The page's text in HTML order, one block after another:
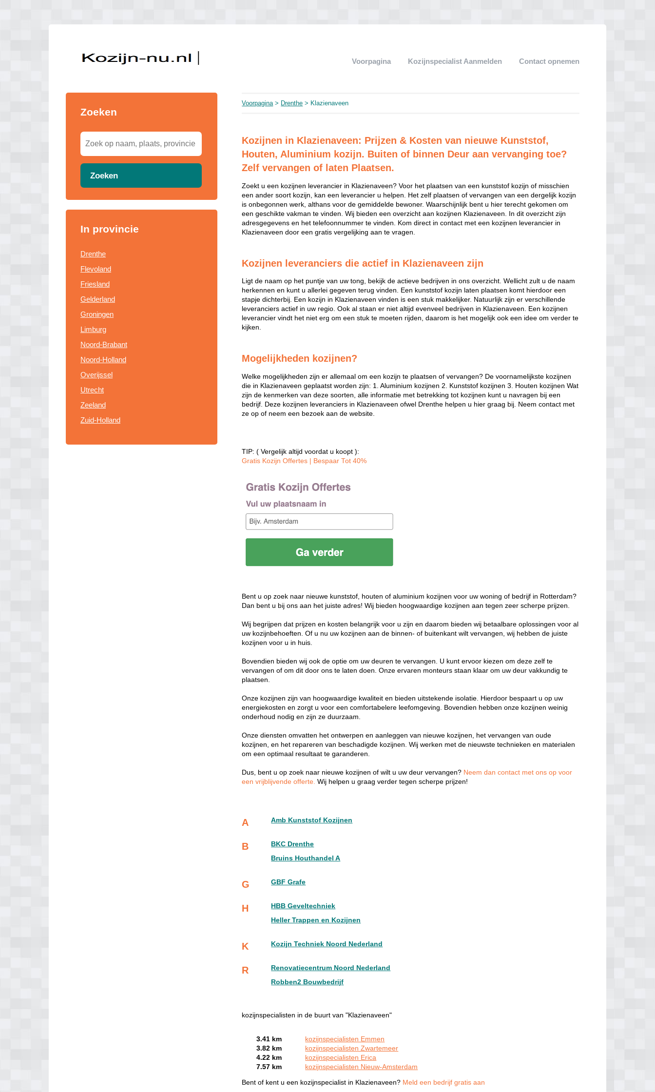
Voorpagina Kozijnspecialist Aanmelden Contact opnemen
Zoeken
Zoeken
In provincie
Drenthe
Flevoland
Friesland
Gelderland
Groningen
Limburg
Noord-Brabant
Noord-Holland
Overijssel
Utrecht
Zeeland
Zuid-Holland
Voorpagina> Drenthe > Klazienaveen
Kozijnen in Klazienaveen: Prijzen & Kosten van nieuwe Kunststof,
Houten, Aluminium kozijn. Buiten of binnen Deur aan vervanging toe?
Zelf vervangen of laten Plaatsen.
Zoekt u een kozijnen leverancier in Klazienaveen? Voor het plaatsen van een kunststof kozijn of misschien
een ander soort kozijn, kan een leverancier u helpen. Het zelf plaatsen of vervangen van een dergelijk kozijn
is onbegonnen werk, althans voor de gemiddelde bewoner. Waarschijnlijk bent u hier terecht gekomen om
een geschikte vakman te vinden. Wij bieden een overzicht aan kozijnen Klazienaveen. In dit overzicht zijn
adresgegevens en het telefoonnummer te vinden. Kom direct in contact met een kozijnen leverancier in
Klazienaveen door een gratis vergelijking aan te vragen.
Kozijnen leveranciers die actief in Klazienaveen zijn
Ligt de naam op het puntje van uw tong, bekijk de actieve bedrijven in ons overzicht. Wellicht zult u de naam
herkennen en kunt u allerlei gegeven terug vinden. Een kunststof kozijn laten plaatsen komt hierdoor een
stapje dichterbij. Een kozijn in Klazienaveen vinden is een stuk makkelijker. Natuurlijk zijn er verschillende
leveranciers actief in uw regio. Ook al staan er niet altijd evenveel bedrijven in Klazienaveen. Een kozijnen
leverancier vindt het niet erg om een stuk te moeten rijden, daarom is het mogelijk ook een idee om verder te
kijken.
Mogelijkheden kozijnen?
Welke mogelijkheden zijn er allemaal om een kozijn te plaatsen of vervangen? De voornamelijkste kozijnen
die in Klazienaveen geplaatst worden zijn: 1. Aluminium kozijnen 2. Kunststof kozijnen 3. Houten kozijnen Wat
zijn de kenmerken van deze soorten, alle informatie met betrekking tot kozijnen kunt u navragen bij een
bedrijf. Deze kozijnen leveranciers in Klazienaveen ofwel Drenthe helpen u hier graag bij. Neem contact met
ze op of neem een bezoek aan de website.
TIP: ( Vergelijk altijd voordat u koopt ):
Gratis Kozijn Offertes | Bespaar Tot 40%‎
Bent u op zoek naar nieuwe kunststof, houten of aluminium kozijnen voor uw woning of bedrijf in Rotterdam?
Dan bent u bij ons aan het juiste adres! Wij bieden hoogwaardige kozijnen aan tegen zeer scherpe prijzen.
Wij begrijpen dat prijzen en kosten belangrijk voor u zijn en daarom bieden wij betaalbare oplossingen voor al
uw kozijnbehoeften. Of u nu uw kozijnen aan de binnen- of buitenkant wilt vervangen, wij hebben de juiste
kozijnen voor u in huis.
Bovendien bieden wij ook de optie om uw deuren te vervangen. U kunt ervoor kiezen om deze zelf te
vervangen of om dit door ons te laten doen. Onze ervaren monteurs staan klaar om uw deur vakkundig te
plaatsen.
Onze kozijnen zijn van hoogwaardige kwaliteit en bieden uitstekende isolatie. Hierdoor bespaart u op uw
energiekosten en zorgt u voor een comfortabelere leefomgeving. Bovendien hebben onze kozijnen weinig
onderhoud nodig en zijn ze duurzaam.
Onze diensten omvatten het ontwerpen en aanleggen van nieuwe kozijnen, het vervangen van oude
kozijnen, en het repareren van beschadigde kozijnen. Wij werken met de nieuwste technieken en materialen
om een optimaal resultaat te garanderen.
Dus, bent u op zoek naar nieuwe kozijnen of wilt u uw deur vervangen? Neem dan contact met ons op voor
een vrijblijvende offerte.Wij helpen u graag verder tegen scherpe prijzen!
A Amb Kunststof Kozijnen
B
BKC Drenthe
Bruins Houthandel A
G GBF Grafe
H
HBB Geveltechniek
Heller Trappen en Kozijnen
K Kozijn Techniek Noord Nederland
R
Renovatiecentrum Noord Nederland
Robben2 Bouwbedrijf
kozijnspecialisten in de buurt van "Klazienaveen"
3.41 km
kozijnspecialisten Emmen
3.82 km
kozijnspecialisten Zwartemeer
4.22 km
kozijnspecialisten Erica
7.57 km
kozijnspecialisten Nieuw-Amsterdam
Bent of kent u een kozijnspecialist in Klazienaveen? Meld een bedrijf gratis aan